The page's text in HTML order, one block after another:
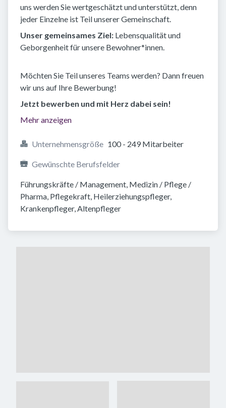
uns werden Sie wertgeschätzt und unterstützt, denn
jeder Einzelne ist Teil unserer Gemeinschaft.
Unser gemeinsames Ziel: Lebensqualität und
Geborgenheit für unsere Bewohner*innen.
Möchten Sie Teil unseres Teams werden? Dann freuen
wir uns auf Ihre Bewerbung!
Jetzt bewerben und mit Herz dabei sein!
Mehr anzeigen
Unternehmensgröße 100 - 249 Mitarbeiter
Gewünschte Berufsfelder
Führungskräfte / Management, Medizin / Pflege /
Pharma, Pflegekraft, Heilerziehungspfleger,
Krankenpfleger, Altenpfleger